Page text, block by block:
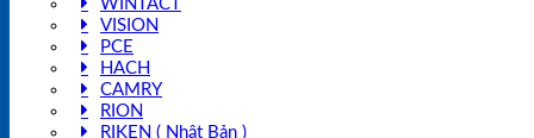
WINTACT
VISION
PCE
HACH
CAMRY
RION
RIKEN ( Nhật Bản )